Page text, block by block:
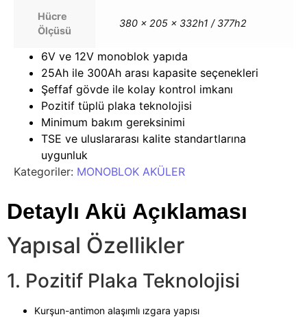
Hücre
Ölçüsü
380 x 205 x 332h1 / 377h2
6V ve 12V monoblok yapıda
25Ah ile 300Ah arası kapasite seçenekleri
Şeffaf gövde ile kolay kontrol imkanı
Pozitif tüplü plaka teknolojisi
Minimum bakım gereksinimi
TSE ve uluslararası kalite standartlarına
uygunluk
Kategoriler: MONOBLOK AKÜLER
Detaylı Akü Açıklaması
Yapısal Özellikler
1. Pozitif Plaka Teknolojisi
Kurşun-antimon alaşımlı ızgara yapısı